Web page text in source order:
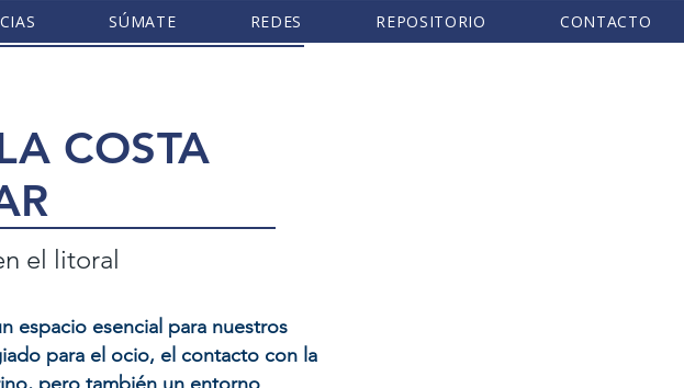
SÚMATE REDES REPOSITORIO CONTACTO
COSTA
el litoral
espacio esencial para nuestros
para el ocio, el contacto con la